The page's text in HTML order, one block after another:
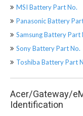
MSI Battery Part No.
Panasonic Battery
Samsung Battery Part
Sony Battery Part No.
Toshiba Battery Part
Acer/Gateway/
Identification